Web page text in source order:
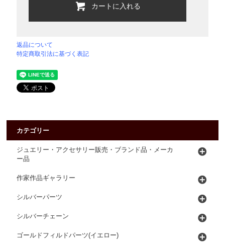
カートに入れる
返品について
特定商取引法に基づく表記
カテゴリー
ジュエリー・アクセサリー販売・ブランド品・メーカ
ー品
作家作品ギャラリー
シルバーパーツ
シルバーチェーン
ゴールドフィルドパーツ(イエロー)